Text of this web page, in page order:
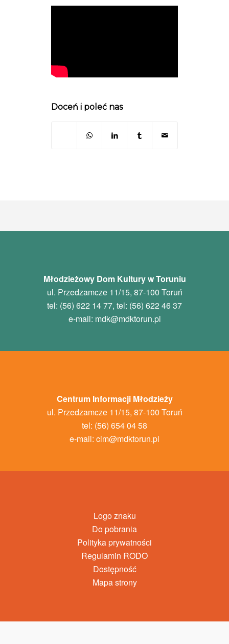
Doceń i poleć nas
Młodzieżowy Dom Kultury w Toruniu
ul. Przedzamcze 11/15, 87-100 Toruń
tel: (56) 622 14 77, tel: (56) 622 46 37
e-mail: mdk@mdktorun.pl
Centrum Informacji Młodzieży
ul. Przedzamcze 11/15, 87-100 Toruń
tel: (56) 654 04 58
e-mail: cim@mdktorun.pl
Logo znaku
Do pobrania
Polityka prywatności
Regulamin RODO
Dostępność
Mapa strony